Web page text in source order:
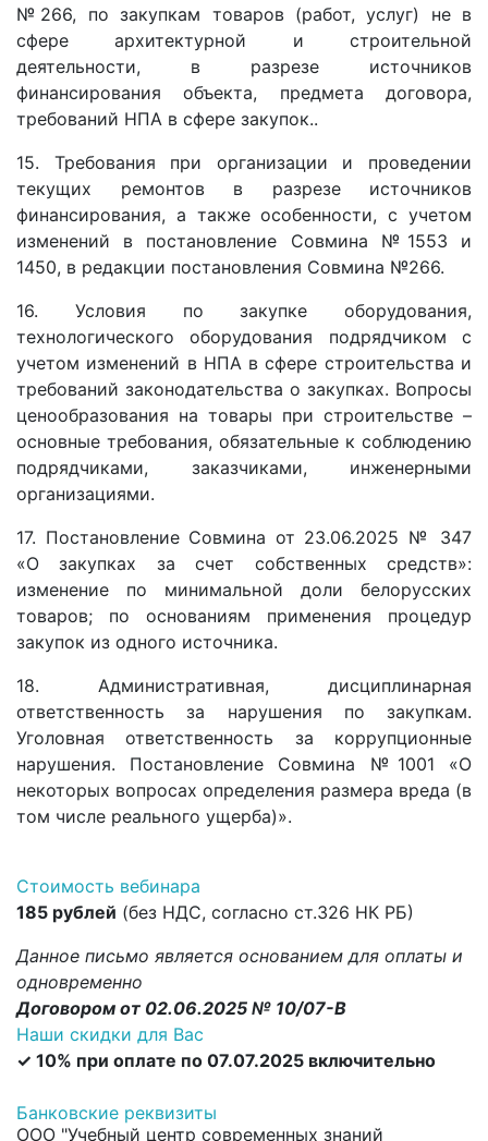
№266, по закупкам товаров (работ, услуг) не в
сфере архитектурной и строительной
деятельности, в разрезе источников
финансирования объекта, предмета договора,
требований НПА в сфере закупок..
15. Требования при организации и проведении
текущих ремонтов в разрезе источников
финансирования, а также особенности, с учетом
изменений в постановление Совмина №1553 и
1450, в редакции постановления Совмина №266.
16. Условия по закупке оборудования,
технологического оборудования подрядчиком с
учетом изменений в НПА в сфере строительства и
требований законодательства о закупках. Вопросы
ценообразования на товары при строительстве –
основные требования, обязательные к соблюдению
подрядчиками, заказчиками, инженерными
организациями.
17. Постановление Совмина от 23.06.2025 № 347
«О закупках за счет собственных средств»:
изменение по минимальной доли белорусских
товаров; по основаниям применения процедур
закупок из одного источника.
18. Административная, дисциплинарная
ответственность за нарушения по закупкам.
Уголовная ответственность за коррупционные
нарушения. Постановление Совмина №1001 «О
некоторых вопросах определения размера вреда (в
том числе реального ущерба)».
Стоимость вебинара
185 рублей (без НДС, согласно ст.326 НК РБ)
Данное письмо является основанием для оплаты и
одновременно
Договором от 02.06.2025 № 10/07-В
Наши скидки для Вас
✓ 10% при оплате по 07.07.2025 включительно
Банковские реквизиты
ООО "Учебный центр современных знаний